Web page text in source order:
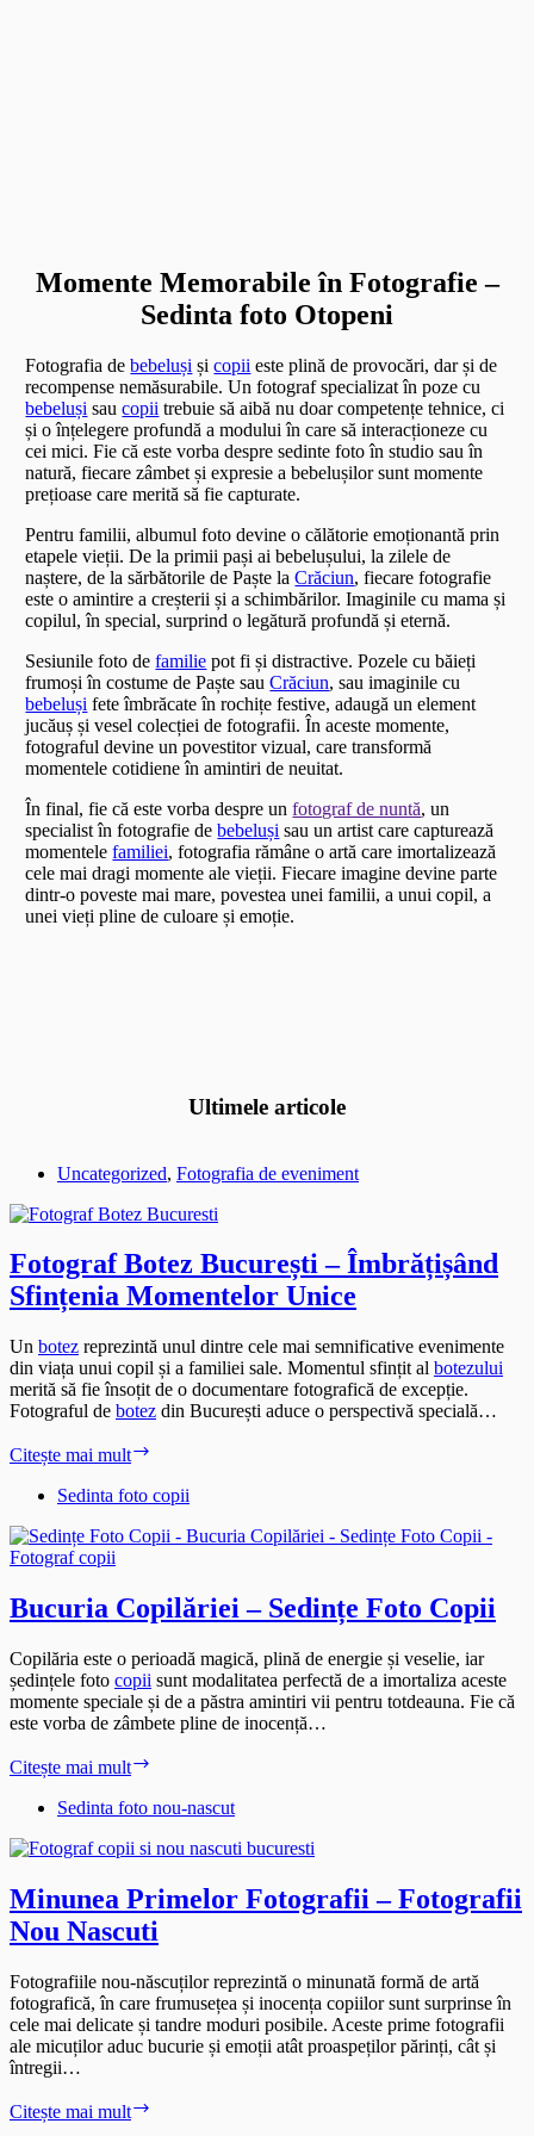
Momente Memorabile în Fotografie –
Sedinta foto Otopeni
Fotografia debebeluși șicopii este plină de provocări, dar și de
recompense nemăsurabile. Un fotograf specializat în poze cu
bebeluși saucopii trebuie să aibă nu doar competențe tehnice, ci
și o înțelegere profundă a modului în care să interacționeze cu
cei mici. Fie că este vorba despre sedinte foto în studio sau în
natură, fiecare zâmbet și expresie a bebelușilor sunt momente
prețioase care merită să fie capturate.
Pentru familii, albumul foto devine o călătorie emoționantă prin
etapele vieții. De la primii pași ai bebelușului, la zilele de
naștere, de la sărbătorile de Paște laCrăciun, fiecare fotografie
este o amintire a creșterii și a schimbărilor. Imaginile cu mama și
copilul, în special, surprind o legătură profundă și eternă.
Sesiunile foto defamilie pot fi și distractive. Pozele cu băieți
frumoși în costume de Paște sauCrăciun, sau imaginile cu
bebeluși fete îmbrăcate în rochițe festive, adaugă un element
jucăuș și vesel colecției de fotografii. În aceste momente,
fotograful devine un povestitor vizual, care transformă
momentele cotidiene în amintiri de neuitat.
În final, fie că este vorba despre unfotograf de nuntă, un
specialist în fotografie debebeluși sau un artist care capturează
momentelefamiliei, fotografia rămâne o artă care imortalizează
cele mai dragi momente ale vieții. Fiecare imagine devine parte
dintr-o poveste mai mare, povestea unei familii, a unui copil, a
unei vieți pline de culoare și emoție.
Ultimele articole
Uncategorized, Fotografia de eveniment
Fotograf Botez București – Îmbrățișând
Sfințenia Momentelor Unice
Un botez reprezintă unul dintre cele mai semnificative evenimente
din viața unui copil și a familiei sale. Momentul sfințit al botezului
merită să fie însoțit de o documentare fotografică de excepție.
Fotograful de botez din București aduce o perspectivă specială…
Citește mai mult
București
Îmbrățișând
Unice
Sedinta foto copii
Bucuria Copilăriei – Sedințe Foto Copii
Copilăria este o perioadă magică, plină de energie și veselie, iar
ședințele foto copii sunt modalitatea perfectă de a imortaliza aceste
momente speciale și de a păstra amintiri vii pentru totdeauna. Fie că
este vorba de zâmbete pline de inocență…
Citește mai mult
–
Foto
Sedinta foto nou-nascut
Minunea Primelor Fotografii – Fotografii
Nou Nascuti
Fotografiile nou-născuților reprezintă o minunată formă de artă
fotografică, în care frumusețea și inocența copiilor sunt surprinse în
cele mai delicate și tandre moduri posibile. Aceste prime fotografii
ale micuților aduc bucurie și emoții atât proaspeților părinți, cât și
întregii…
Citește mai mult